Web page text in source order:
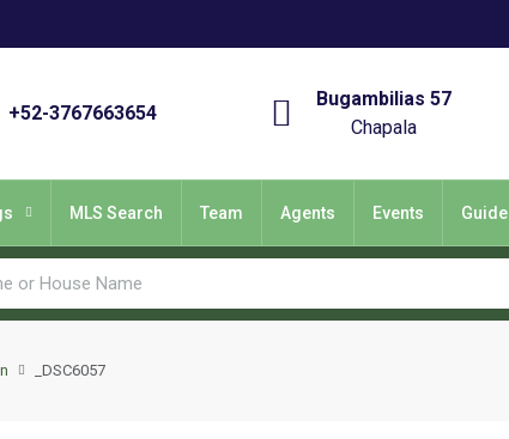
+52-3767663654
Bugambilias 57
Chapala
MLS Search Team Agents Events Guide
_DSC6057